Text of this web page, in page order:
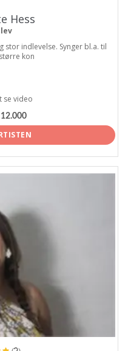
Hess
stor indlevelse. Synger bl.a. til
kon
se video
12.000